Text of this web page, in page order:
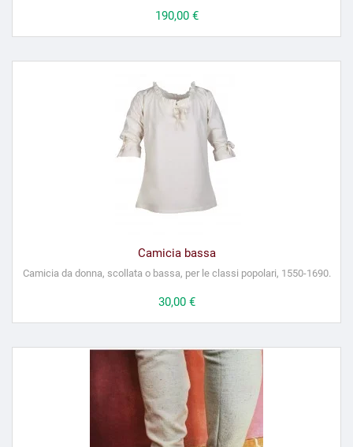
Prezzo
190,00 €
Camicia bassa
Camicia da donna, scollata o bassa, per le classi popolari, 1550-1690.
Prezzo
30,00 €